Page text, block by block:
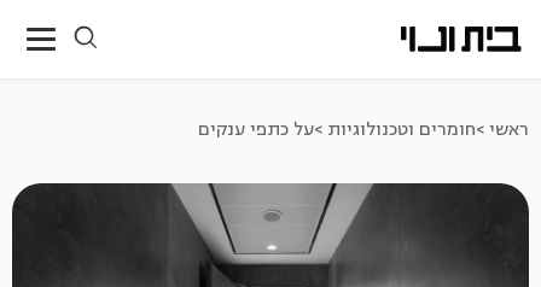
ראשי >חומרים וטכנולוגיות >על כתפי ענקים